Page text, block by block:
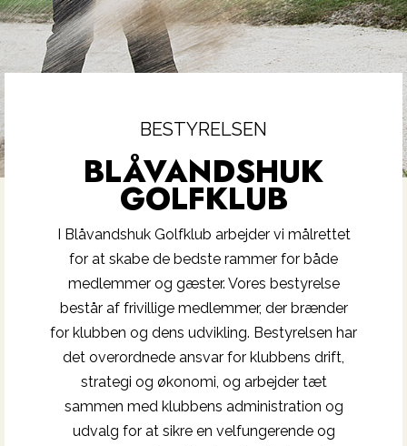
BESTYRELSEN
BLÅVANDSHUK
GOLFKLUB
I Blåvandshuk Golfklub arbejder vi målrettet
for at skabe de bedste rammer for både
medlemmer og gæster. Vores bestyrelse
består af frivillige medlemmer, der brænder
for klubben og dens udvikling. Bestyrelsen har
det overordnede ansvar for klubbens drift,
strategi og økonomi, og arbejder tæt
sammen med klubbens administration og
udvalg for at sikre en velfungerende og